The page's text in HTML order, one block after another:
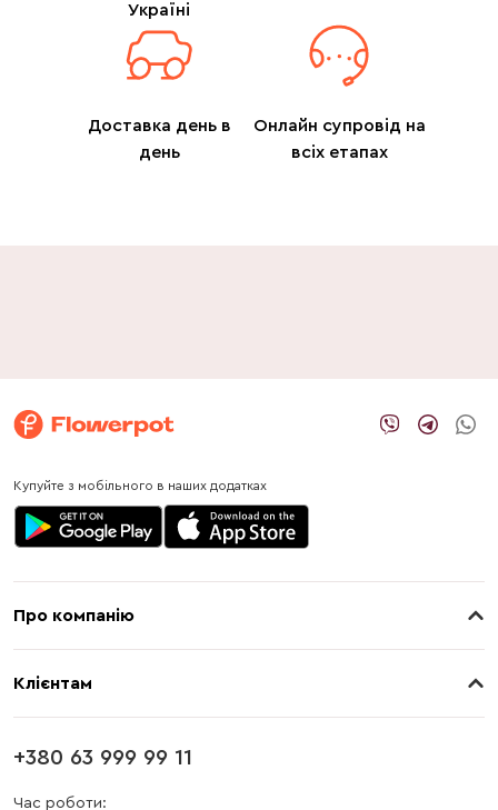
Україні
Доставка день в
день
Онлайн супровід на
всіх етапах
Купуйте з мобільного в наших додатках
Про компанію
Клієнтам
Оплата
Блог
+380 63 999 99 11
Час роботи: